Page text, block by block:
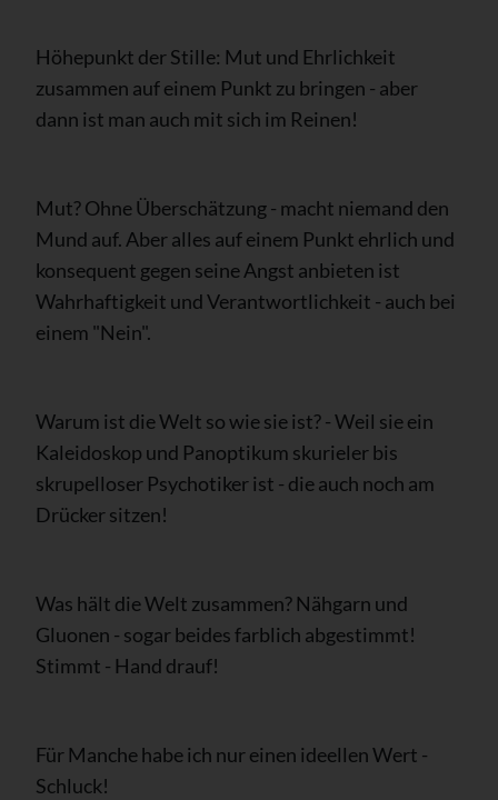
Höhepunkt der Stille: Mut und Ehrlichkeit
zusammen auf einem Punkt zu bringen - aber
dann ist man auch mit sich im Reinen!
Mut? Ohne Überschätzung - macht niemand den
Mund auf. Aber alles auf einem Punkt ehrlich und
konsequent gegen seine Angst anbieten ist
Wahrhaftigkeit und Verantwortlichkeit - auch bei
einem "Nein".
Warum ist die Welt so wie sie ist? - Weil sie ein
Kaleidoskop und Panoptikum skurieler bis
skrupelloser Psychotiker ist - die auch noch am
Drücker sitzen!
Was hält die Welt zusammen? Nähgarn und
Gluonen - sogar beides farblich abgestimmt!
Stimmt - Hand drauf!
Für Manche habe ich nur einen ideellen Wert -
Schluck!